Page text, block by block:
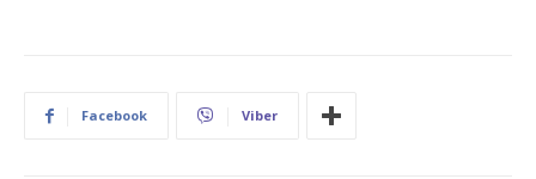
Facebook Viber